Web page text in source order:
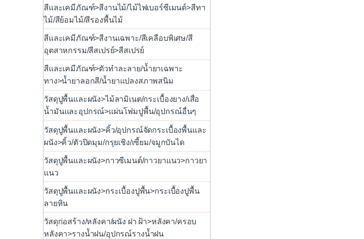
สีและเคมีภัณฑ์>สีงานไม้/ไม้ไฟเบอร์ซีเมนต์>สีทา
ไม้/สีย้อมไม้/สีรองพื้นไม้
สีและเคมีภัณฑ์>สีงานเฉพาะ/สีเคลือบพิเศษ/สี
อุตสาหกรรม/สีสเปรย์>สีสเปรย์
สีและเคมีภัณฑ์>ตัวทำละลาย/น้ำยาเฉพาะ
ทาง>น้ำยาลอกสี/น้ำยาแปลงสภาพสนิม
วัสดุปูพื้นและผนัง>ไม้ลามิเนต/กระเบื้องยาง/เสื่อ
น้ำมันและอุปกรณ์>แผ่นโฟมปูพื้น/อุปกรณ์อื่นๆ
วัสดุปูพื้นและผนัง>คิ้ว/อุปกรณ์จัดกระเบื้องพื้นและ
ผนัง>คิ้ว/ตัวปิดมุม/กรุยเชิง/เซี้ยม/จมูกบันได
วัสดุปูพื้นและผนัง>กาวซีเมนต์/กาวยาแนว>กาวยา
แนว
วัสดุปูพื้นและผนัง>กระเบื้องปูพื้น>กระเบื้องปูพื้น
ลายหิน
วัสดุก่อสร้าง/หลังคา/ผนัง ฝา ฝ้า>หลังคา/ครอบ
หลังคา>รางน้ำฝน/อุปกรณ์รางน้ำฝน